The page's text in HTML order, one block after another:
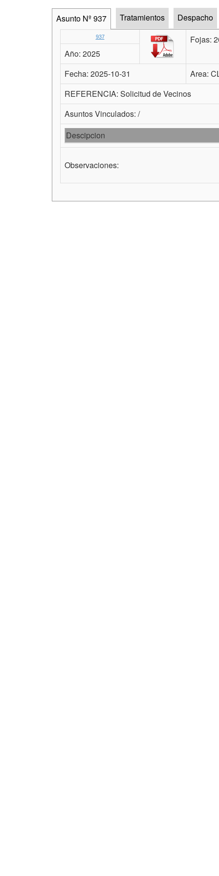
Asunto Nº 937 Tratamientos Despacho
937
Fojas:
Año: 2025
Fecha: 2025-10-31
Area:
REFERENCIA: Solicitud de Vecinos
Asuntos Vinculados: /
Descipcion
Observaciones: